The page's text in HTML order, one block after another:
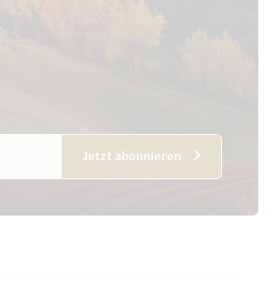
Jetzt abonnieren